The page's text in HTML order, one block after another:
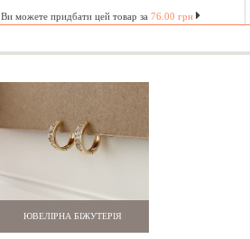
Ви можете придбати цей товар за 76.00 грн
ЮВЕЛІРНА БІЖУТЕРІЯ